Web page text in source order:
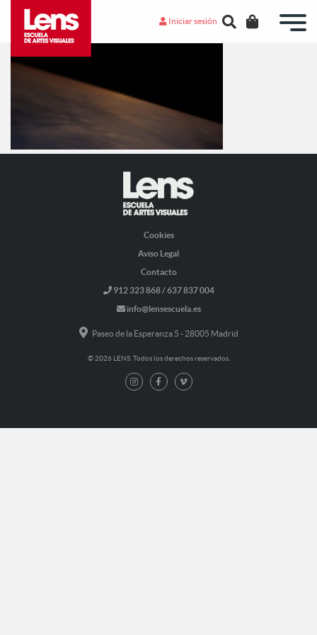
Iniciar sesión
Cookies
Aviso Legal
Contacto
912 323 868 / 637 837 004
info@lensescuela.es
Paseo de la Esperanza 5 - 28005 Madrid
© 2026 LENS. Todos los derechos reservados.